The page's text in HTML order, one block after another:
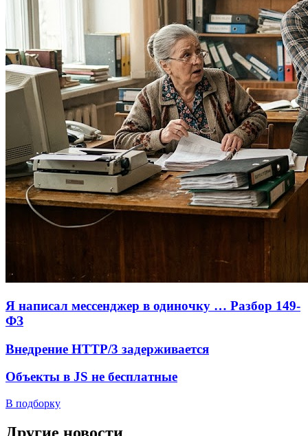
Я написал мессенджер в одиночку … Разбор 149-
ФЗ
Внедрение HTTP/3 задерживается
Объекты в JS не бесплатные
В подборку